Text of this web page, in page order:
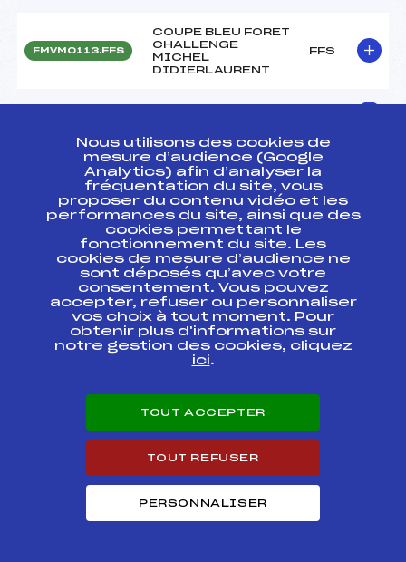
FMVM0113.FFS
COUPE BLEU FORET
CHALLENGE
MICHEL
DIDIERLAURENT
FFS
La TRANSJU'
FNAM0161.FFS
10ème Nordique
des Crêtes –
Classique
FFS
FMVM0083.FFS
GRAND PRIX DE LA
VILLE DE BARR
Coupe des Vosges
CREDIT MUTUEL –
Championnat des
Vosges 2013
FFS
FNAM0112.FFS
LES BELLES
COMBES
FFS
NOCTURNE DE LA
Nordic Park
Lispach
Nous utilisons des cookies de
mesure d’audience (Google
Analytics) afin d’analyser la
fréquentation du site, vous
proposer du contenu vidéo et les
performances du site, ainsi que des
cookies permettant le
fonctionnement du site. Les
cookies de mesure d’audience ne
sont déposés qu’avec votre
consentement. Vous pouvez
accepter, refuser ou personnaliser
vos choix à tout moment. Pour
obtenir plus d'informations sur
notre gestion des cookies, cliquez
ici.
TOUT ACCEPTER
TOUT REFUSER
PERSONNALISER